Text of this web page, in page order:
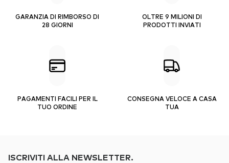
GARANZIA DI RIMBORSO DI
28 GIORNI
OLTRE 9 MILIONI DI
PRODOTTI INVIATI
PAGAMENTI FACILI PER IL
TUO ORDINE
CONSEGNA VELOCE A CASA
TUA
ISCRIVITI ALLA NEWSLETTER.